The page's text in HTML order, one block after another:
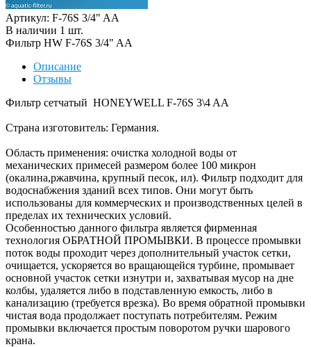
Артикул: F-76S 3/4" AA
В наличии 1 шт.
Фильтр HW F-76S 3/4" AA
Описание
Отзывы
Фильтр сетчатый HONEYWELL F-76S 3\4 AA
Страна изготовитель: Германия.
Область применения: очистка холодной воды от
механических примесей размером более 100 микрон
(окалина,ржавчина, крупный песок, ил). Фильтр подходит для
водоснабжения зданий всех типов. Они могут быть
использованы для коммерческих и производственных целей в
пределах их технических условий.
Особенностью данного фильтра является фирменная
технология ОБРАТНОЙ ПРОМЫВКИ. В процессе промывки
поток воды проходит через дополнительный участок сетки,
очищается, ускоряется во вращающейся турбине, промывает
основной участок сетки изнутри и, захватывая мусор на дне
колбы, удаляется либо в подставленную емкость, либо в
канализацию (требуется врезка). Во время обратной промывки
чистая вода продолжает поступать потребителям. Режим
промывки включается простым поворотом ручки шарового
крана.